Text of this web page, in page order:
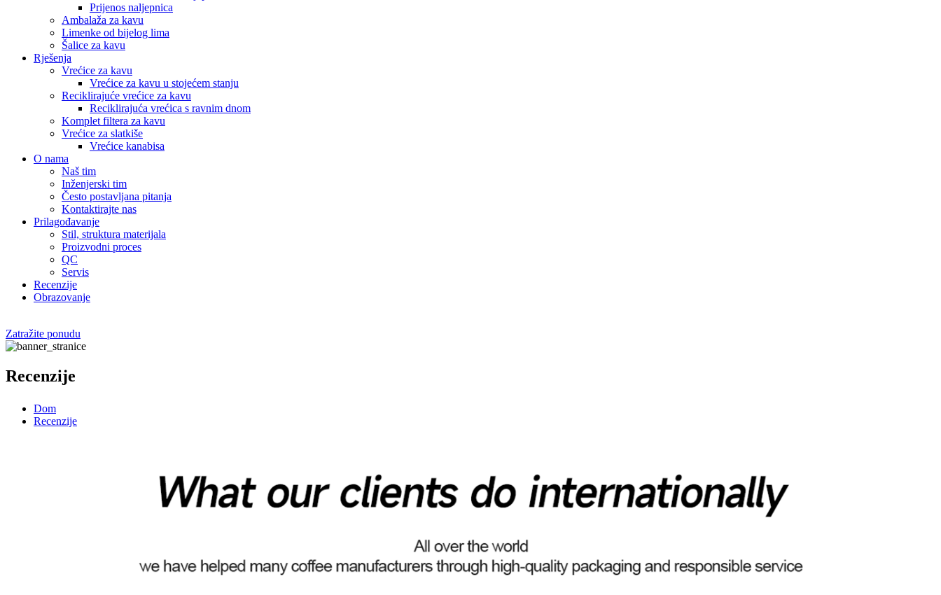
Prijenos naljepnica
Ambalaža za kavu
Limenke od bijelog lima
Šalice za kavu
Rješenja
Vrećice za kavu
Vrećice za kavu u stojećem stanju
Reciklirajuće vrećice za kavu
Reciklirajuća vrećica s ravnim dnom
Komplet filtera za kavu
Vrećice za slatkiše
Vrećice kanabisa
O nama
Naš tim
Inženjerski tim
Često postavljana pitanja
Kontaktirajte nas
Prilagođavanje
Stil, struktura materijala
Proizvodni proces
QC
Servis
Recenzije
Obrazovanje
Zatražite ponudu
Recenzije
Dom
Recenzije